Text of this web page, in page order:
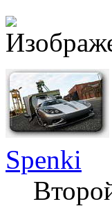
Spenki